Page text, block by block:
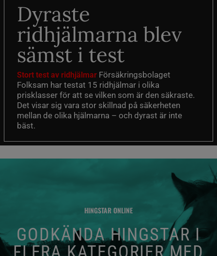
Dyraste
ridhjälmarna blev
sämst i test
Stort test av ridhjälmar Försäkringsbolaget
Folksam har testat 15 ridhjälmar i olika
prisklasser för att se vilken som är den säkraste.
Det visar sig vara stor skillnad på säkerheten
mellan de olika hjälmarna – och dyrast är inte
bäst.
HINGSTAR ONLINE
GODKÄNDA HINGSTAR I
FLERA KATEGORIER MED